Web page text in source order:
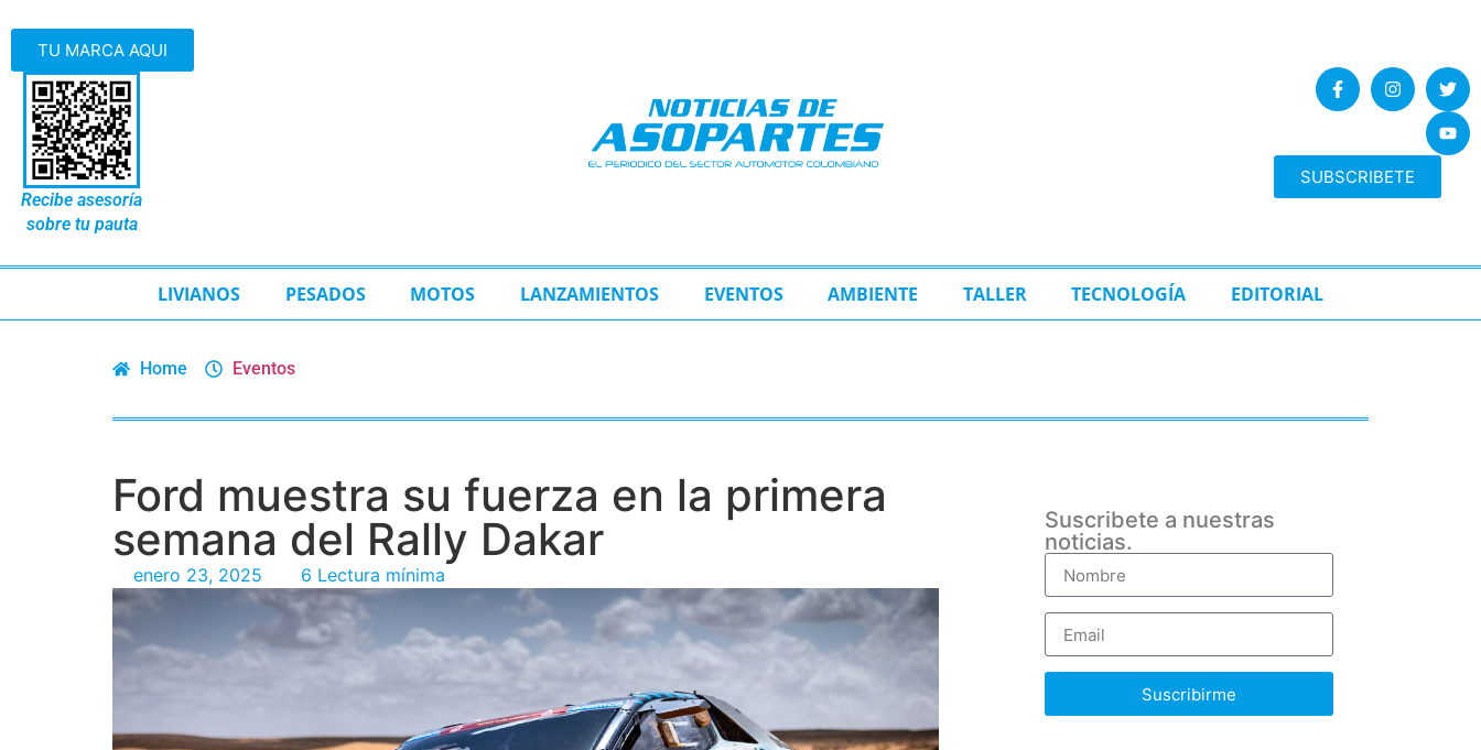
TU MARCA AQUI
Recibe asesoría
sobre tu pauta
SUBSCRIBETE
LIVIANOS PESADOS MOTOS LANZAMIENTOS EVENTOS AMBIENTE TALLER TECNOLOGÍA EDITORIAL
Home Eventos
Ford muestra su fuerza en la primera
semana del Rally Dakar
enero 23, 2025 6 Lectura mínima
Suscribete a nuestras
noticias.
Suscribirme